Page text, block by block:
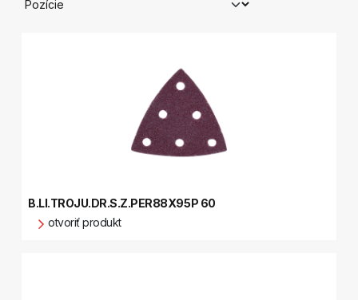
B.LI.TROJU.DR.S.Z.PER88X95P 60
otvoriť produkt